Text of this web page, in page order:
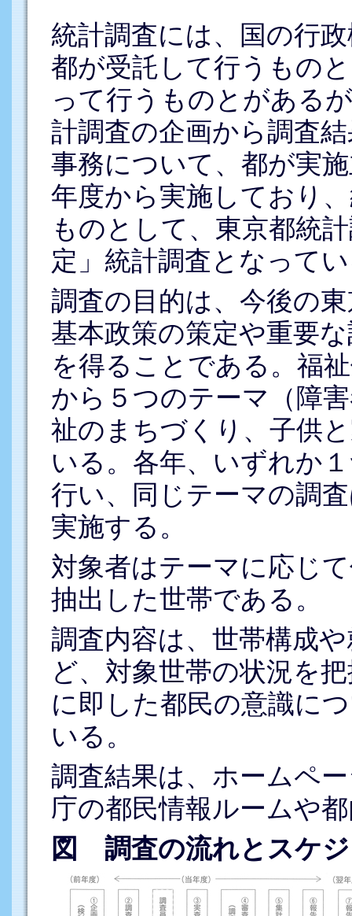
統計調査には、国の行
都が受託して行うもの
って行うものとがある
計調査の企画から調査
事務について、都が実
年度から実施しており
ものとして、東京都統
定」統計調査となって
調査の目的は、今後の
基本政策の策定や重要
を得ることである。福
から５つのテーマ（障
祉のまちづくり、子供
いる。各年、いずれか
行い、同じテーマの調
実施する。
対象者はテーマに応じ
抽出した世帯である。
調査内容は、世帯構成
ど、対象世帯の状況を
に即した都民の意識に
いる。
調査結果は、ホームペ
庁の都民情報ルームや
図 調査の流れとスケ